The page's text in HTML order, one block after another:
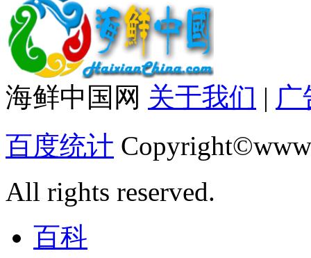
海鲜中国网 关于我们 | 广
百度统计
All rights reserved.
百科